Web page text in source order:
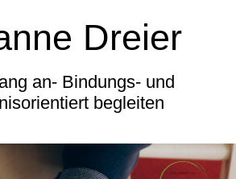
Dreier
an- Bindungs- und
begleiten